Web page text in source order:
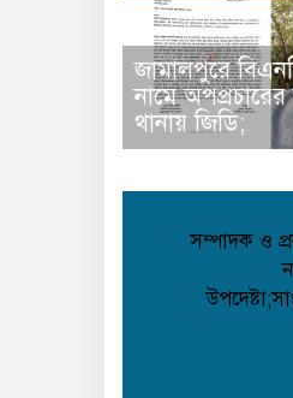
জামালপুরে
নামে
থানায় জিডি;
সম্পাদক ও